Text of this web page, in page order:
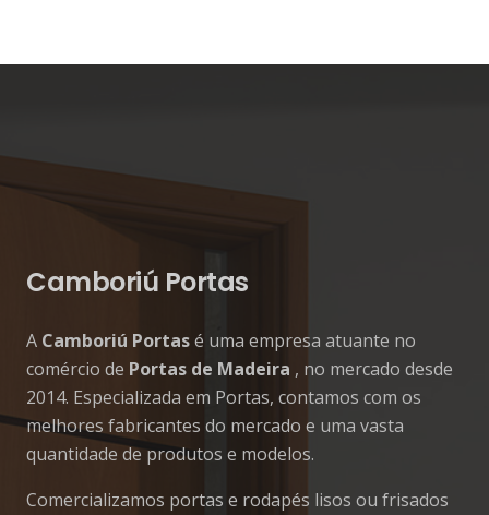
Camboriú Portas
A Camboriú Portasé uma empresa atuante no
comércio de Portas de Madeira , no mercado desde
2014. Especializada em Portas, contamos com os
melhores fabricantes do mercado e uma vasta
quantidade de produtos e modelos.
Comercializamos portas e rodapés lisos ou frisados